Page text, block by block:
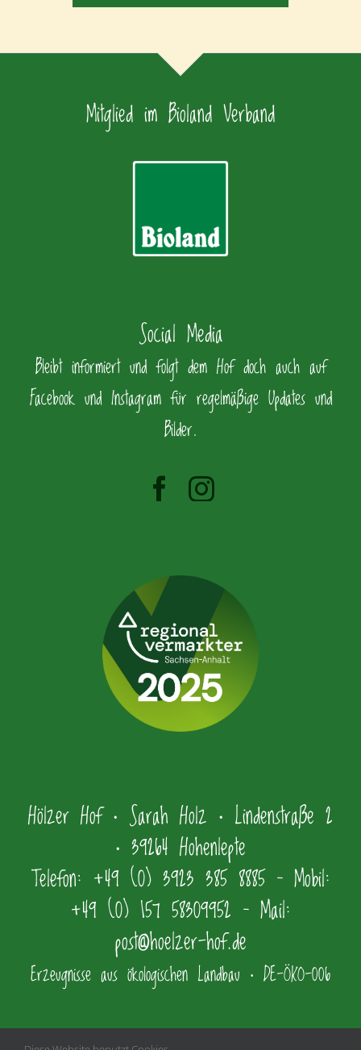
Mitglied im Bioland Verband
Social Media
Bleibt informiert und folgt dem Hof doch auch auf
Facebook und Instagram für regelmäßige Updates und
Bilder.
Hölzer Hof • Sarah Holz • Lindenstraße 2
• 39264 Hohenlepte
Telefon: +49 (0) 3923 385 8885 – Mobil:
+49 (0) 157 58309952 – Mail:
post@hoelzer-hof.de
Erzeugnisse aus ökologischen Landbau • DE-ÖKO-006